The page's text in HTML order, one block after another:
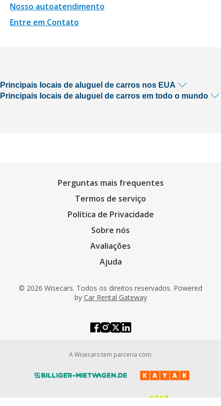
Nosso autoatendimento
Entre em Contato
Principais locais de aluguel de carros nos EUA
Principais locais de aluguel de carros em todo o mundo
Perguntas mais frequentes
Termos de serviço
Política de Privacidade
Sobre nós
Avaliações
Ajuda
© 2026 Wisecars. Todos os direitos reservados. Powered
by Car Rental Gateway
A Wisecars tem parceria com: